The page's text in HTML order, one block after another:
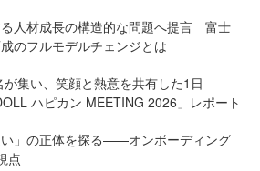
人材成長の構造的な問題へ提言 富士
のフルモデルチェンジとは
集い、笑顔と熱意を共有した1日
ハピカン MEETING 2026」レポート
い」の正体を探る——オンボーディング
点